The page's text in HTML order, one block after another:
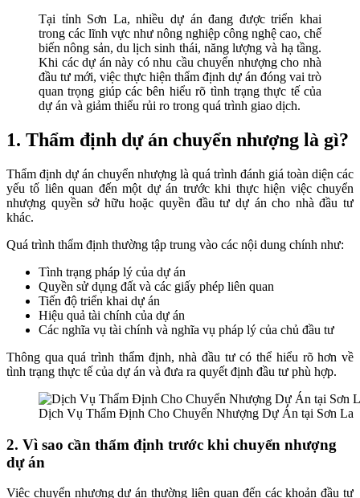
Tại tỉnh Sơn La, nhiều dự án đang được triển khai
trong các lĩnh vực như nông nghiệp công nghệ cao, chế
biến nông sản, du lịch sinh thái, năng lượng và hạ tầng.
Khi các dự án này có nhu cầu chuyển nhượng cho nhà
đầu tư mới, việc thực hiện thẩm định dự án đóng vai trò
quan trọng giúp các bên hiểu rõ tình trạng thực tế của
dự án và giảm thiểu rủi ro trong quá trình giao dịch.
1. Thẩm định dự án chuyển nhượng là gì?
Thẩm định dự án chuyển nhượng là quá trình đánh giá toàn diện các
yếu tố liên quan đến một dự án trước khi thực hiện việc chuyển
nhượng quyền sở hữu hoặc quyền đầu tư dự án cho nhà đầu tư
khác.
Quá trình thẩm định thường tập trung vào các nội dung chính như:
Tình trạng pháp lý của dự án
Quyền sử dụng đất và các giấy phép liên quan
Tiến độ triển khai dự án
Hiệu quả tài chính của dự án
Các nghĩa vụ tài chính và nghĩa vụ pháp lý của chủ đầu tư
Thông qua quá trình thẩm định, nhà đầu tư có thể hiểu rõ hơn về
tình trạng thực tế của dự án và đưa ra quyết định đầu tư phù hợp.
Dịch Vụ Thẩm Định Cho Chuyển Nhượng Dự Án tại Sơn La
2. Vì sao cần thẩm định trước khi chuyển nhượng
dự án
Việc chuyển nhượng dự án thường liên quan đến các khoản đầu tư